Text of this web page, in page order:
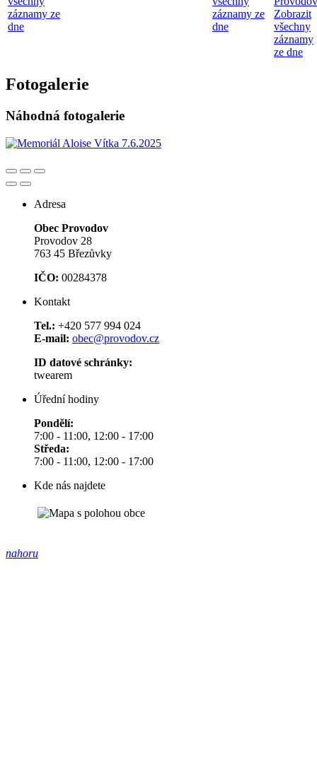
záznamy ze
dne
záznamy ze
dne
Zobrazit
všechny
záznamy
ze dne
Fotogalerie
Náhodná fotogalerie
Adresa
Obec Provodov
Provodov 28
763 45 Březůvky
IČO: 00284378
Kontakt
Tel.: +420 577 994 024
E-mail: obec@provodov.cz
ID datové schránky:
twearem
Úřední hodiny
Pondělí:
7:00 - 11:00, 12:00 - 17:00
Středa:
7:00 - 11:00, 12:00 - 17:00
Kde nás najdete
nahoru